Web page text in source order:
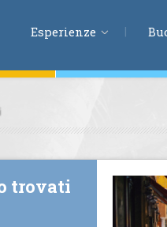
Esperienze
Sport &
fitness
bere
trovati